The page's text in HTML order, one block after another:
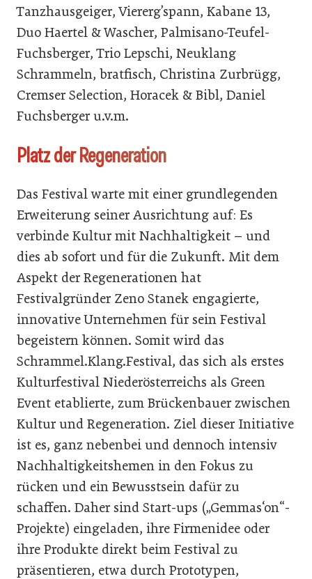
Tanzhausgeiger, Viererg’spann, Kabane 13,
Duo Haertel & Wascher, Palmisano-Teufel-
Fuchsberger, Trio Lepschi, Neuklang
Schrammeln, bratfisch, Christina Zurbrügg,
Cremser Selection, Horacek & Bibl, Daniel
Fuchsberger u.v.m.
Platz der Regeneration
Das Festival warte mit einer grundlegenden
Erweiterung seiner Ausrichtung auf: Es
verbinde Kultur mit Nachhaltigkeit – und
dies ab sofort und für die Zukunft. Mit dem
Aspekt der Regenerationen hat
Festivalgründer Zeno Stanek engagierte,
innovative Unternehmen für sein Festival
begeistern können. Somit wird das
Schrammel.Klang.Festival, das sich als erstes
Kulturfestival Niederösterreichs als Green
Event etablierte, zum Brückenbauer zwischen
Kultur und Regeneration. Ziel dieser Initiative
ist es, ganz nebenbei und dennoch intensiv
Nachhaltigkeitshemen in den Fokus zu
rücken und ein Bewusstsein dafür zu
schaffen. Daher sind Start-ups („Gemmas‘on“-
Projekte) eingeladen, ihre Firmenidee oder
ihre Produkte direkt beim Festival zu
präsentieren, etwa durch Prototypen,